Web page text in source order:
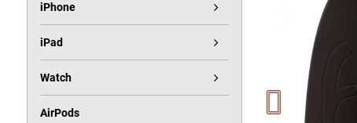
iPhone
iPad
Watch
AirPods